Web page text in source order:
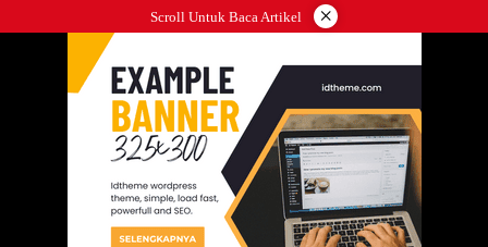
ke
Scroll Untuk Baca Artikel ×